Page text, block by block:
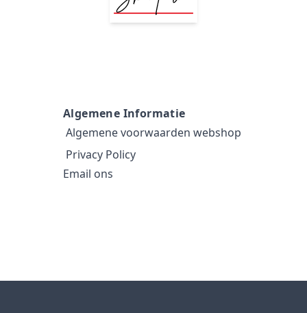
Algemene Informatie
Algemene voorwaarden webshop
Privacy Policy
Email ons